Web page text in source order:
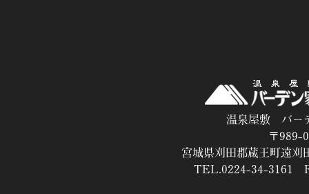
温泉屋敷 バー
〒989-
宮城県刈田郡蔵王町遠刈
TEL.0224-34-3161